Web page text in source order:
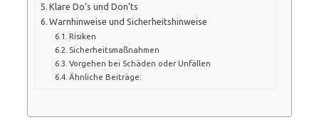
Klare Do’s und Don’ts
Warnhinweise und Sicherheitshinweise
Risiken
Sicherheitsmaßnahmen
Vorgehen bei Schäden oder Unfällen
Ähnliche Beiträge: